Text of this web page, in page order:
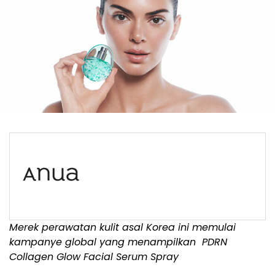
Merek perawatan kulit asal Korea ini memulai
kampanye global yang menampilkan PDRN
Collagen Glow Facial Serum Spray